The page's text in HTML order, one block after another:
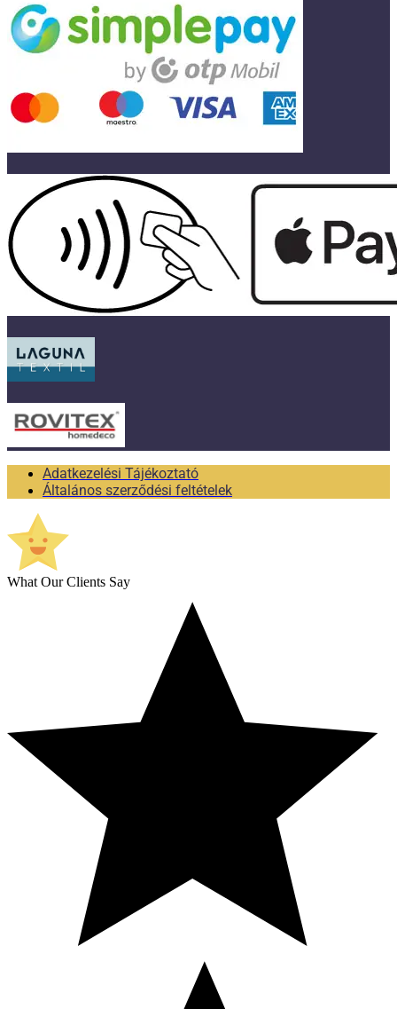
Adatkezelési Tájékoztató
Általános szerződési feltételek
What Our Clients Say